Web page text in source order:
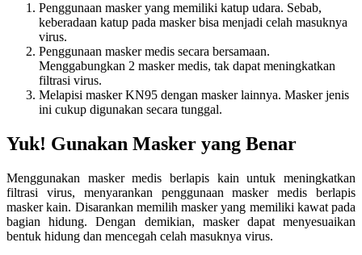
Penggunaan masker yang memiliki katup udara. Sebab,
keberadaan katup pada masker bisa menjadi celah masuknya
virus.
Penggunaan masker medis secara bersamaan.
Menggabungkan 2 masker medis, tak dapat meningkatkan
filtrasi virus.
Melapisi masker KN95 dengan masker lainnya. Masker jenis
ini cukup digunakan secara tunggal.
Yuk! Gunakan Masker yang Benar
Menggunakan masker medis berlapis kain untuk meningkatkan
filtrasi virus, menyarankan penggunaan masker medis berlapis
masker kain. Disarankan memilih masker yang memiliki kawat pada
bagian hidung. Dengan demikian, masker dapat menyesuaikan
bentuk hidung dan mencegah celah masuknya virus.